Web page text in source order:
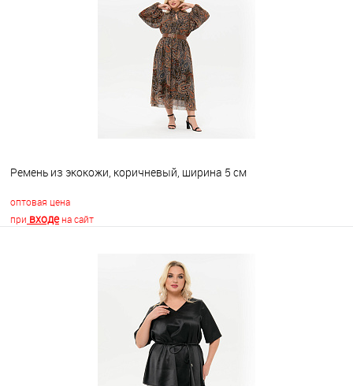
Ремень из экокожи, коричневый, ширина 5 см
оптовая цена
при входена сайт
В корзину